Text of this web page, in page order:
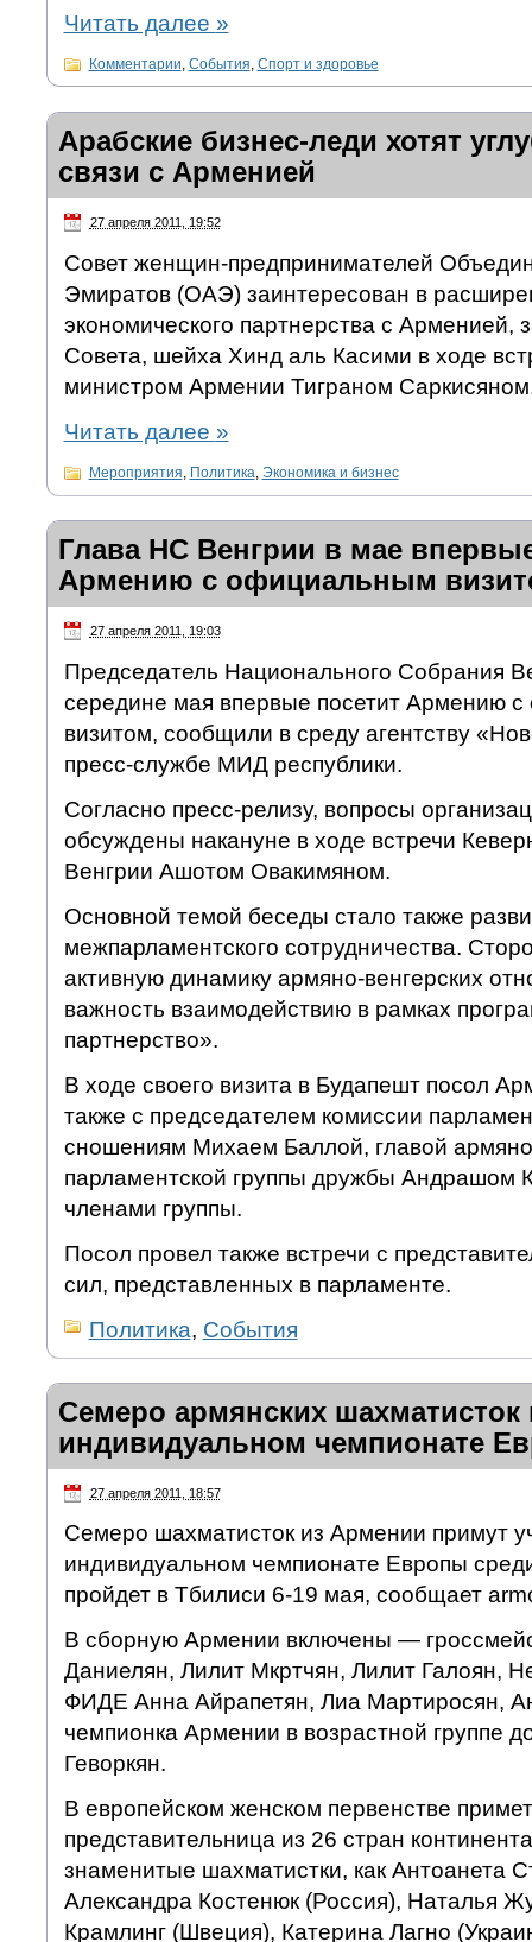
Читать далее »
Комментарии, События, Спорт и здоровье
Арабские бизнес-леди хотят
связи с Арменией
27 апреля 2011, 19:52
Совет женщин-предпринимателей
Эмиратов (ОАЭ) заинтересован в
экономического партнерства с Арменией,
Совета, шейха Хинд аль Касими в ходе
министром Армении Тиграном
Читать далее »
Мероприятия, Политика, Экономика и бизнес
Глава НС Венгрии в мае
Армению с официальным
27 апреля 2011, 19:03
Председатель Национального Собрания
середине мая впервые посетит Армению
визитом, сообщили в среду агентству
пресс-службе МИД республики.
Согласно пресс-релизу, вопросы
обсуждены накануне в ходе встречи
Венгрии Ашотом Овакимяном.
Основной темой беседы стало также
межпарламентского сотрудничества.
активную динамику армяно-венгерских
важность взаимодействию в рамках
партнерство».
В ходе своего визита в Будапешт посол
также с председателем комиссии
сношениям Михаем Баллой, главой
парламентской группы дружбы Андрашом
членами группы.
Посол провел также встречи с
сил, представленных в парламенте.
Политика, События
Семеро армянских шахматисток
индивидуальном чемпионате
27 апреля 2011, 18:57
Семеро шахматисток из Армении примут
индивидуальном чемпионате Европы
пройдет в Тбилиси 6-19 мая, сообщает
В сборную Армении включены —
Даниелян, Лилит Мкртчян, Лилит Галоян,
ФИДЕ Анна Айрапетян, Лиа Мартиросян,
чемпионка Армении в возрастной группе
Геворкян.
В европейском женском первенстве
представительница из 26 стран
знаменитые шахматистки, как Антоанета
Александра Костенюк (Россия), Наталья
Крамлинг (Швеция), Катерина Лагно